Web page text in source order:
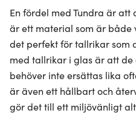
En fördel med Tundra är
är ett material som är både
det perfekt för tallrikar som
med tallrikar i glas är att
behöver inte ersättas lika
är även ett hållbart och
gör det till ett miljövänligt